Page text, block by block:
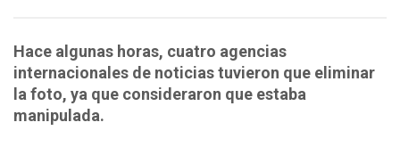
Hace algunas horas, cuatro agencias
internacionales de noticias tuvieron que eliminar
la foto, ya que consideraron que estaba
manipulada.